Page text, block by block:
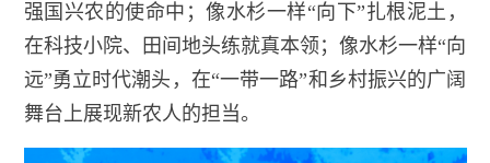
强国兴农的使命中；像水杉一样“向下”扎根泥土，
在科技小院、田间地头练就真本领；像水杉一样“向
远”勇立时代潮头，在“一带一路”和乡村振兴的广阔
舞台上展现新农人的担当。